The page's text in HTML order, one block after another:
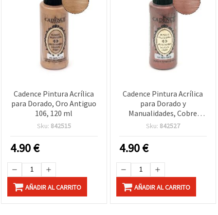
Cadence Pintura Acrílica
para Dorado, Oro Antiguo
106, 120 ml
Sku: 842515
4.90€
AÑADIR AL CARRITO
Cadence Pintura Acrílica
para Dorado y
Manualidades, Cobre
Antiguo 104, 120 ml
Sku: 842527
4.90€
AÑADIR AL CARRITO